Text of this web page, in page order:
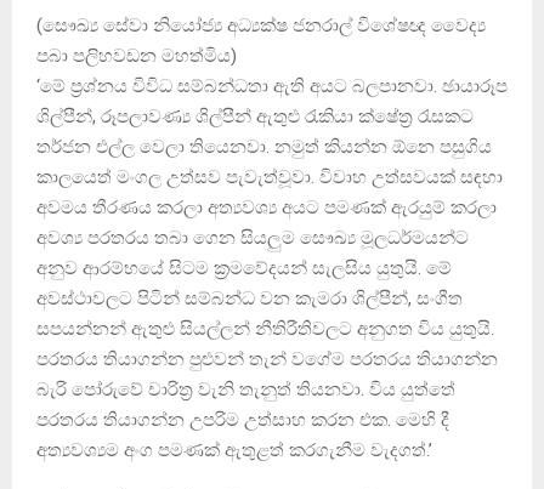
(සෞඛ්‍ය සේවා නියෝජ්‍ය අධ්‍යක්ෂ ජනරාල් විශේෂඥ වෛද්‍ය
පබා පලිහවඩන මහත්මිය)
‘මේ ප්‍රශ්නය විවිධ සම්බන්ධතා ඇති අයට බලපානවා. ඡායාරූප
ශිල්පීන්, රූපලාවණ්‍ය ශිල්පීන් ඇතුළු රැකියා ක්ෂේත්‍ර රැසකට
තර්ජන එල්ල වෙලා තියෙනවා. නමුත් කියන්න ඕනෙ පසුගිය
කාලයෙත් මංගල උත්සව පැවැත්වූවා. විවාහ උත්සවයක් සඳහා
අවමය තීරණය කරලා අත්‍යවශ්‍ය අයට පමණක් ඇරයුම් කරලා
අවශ්‍ය පරතරය තබා ගෙන සියලුම සෞඛ්‍ය මූලධර්මයන්ට
අනුව ආරම්භයේ සිටම ක්‍රමවේදයන් සැලසිය යුතුයි. මේ
අවස්ථාවලට පිටින් සම්බන්ධ වන කැමරා ශිල්පීන්, සංගීත
සපයන්නන් ඇතුළු සියල්ලන් නීතිරීතිවලට අනුගත විය යුතුයි.
පරතරය තියාගන්න පුළුවන් තැන් වගේම පරතරය තියාගන්න
බැරි පෝරුවේ චාරිත්‍ර වැනි තැනුත් තියනවා. විය යුත්තේ
පරතරය තියාගන්න උපරිම උත්සාහ කරන එක. මෙහි දී
අත්‍යවශ්‍යම අංග පමණක් ඇතුළත් කරගැනීම වැදගත්.’